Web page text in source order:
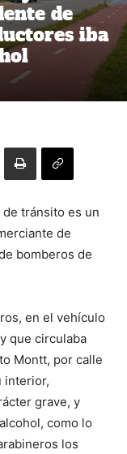
de
iba
tránsito es un
de
bomberos de
en el vehículo
que circulaba
Montt, por calle
interior,
grave, y
como lo
los